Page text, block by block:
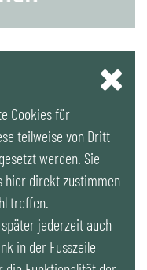
Cookies für
teilweise von Dritt-
werden. Sie
hier direkt zustimmen
treffen.
jederzeit auch
in der Fusszeile